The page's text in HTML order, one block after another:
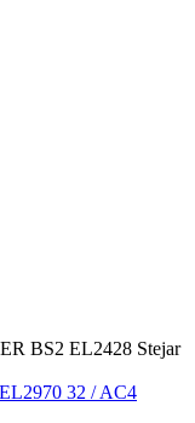
BS2 EL2428 Stejar